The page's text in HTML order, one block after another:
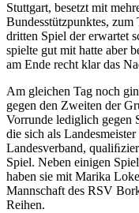
Stuttgart, besetzt mit
Bundesstützpunktes,
dritten Spiel der erwartet
spielte gut mit hatte aber
am Ende recht klar das
Am gleichen Tag noch
gegen den Zweiten der
Vorrunde lediglich gegen
die sich als
Landesverband,
Spiel. Neben einigen
haben sie mit Marika
Mannschaft des RSV
Reihen.